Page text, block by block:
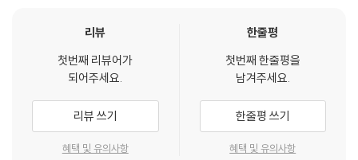
1) 인조·현종 연간의 태실수개 · 246
2) 숙종 연간의 태실수개 · 249
면밀히 살폈다. 지방관의 보고는 해당 관청과 왕에게 바로 전달되었고, 왕
과 대신들의 검토와 결정에 따라 조치가 취해졌다. 또한 특별한 상황을 만
나게 되면 항상 선례의 기록을 참고하여 판단하였다. ---239중에서
조선시대에 전국의 명산과 길지를 골라 조성한 태실은 20세기 초 급격한
변동을 겪었다. 일제강점기인 1928년 이왕직에서 전국의 태실을 통합하
여 관리한다는 명분으로 태항아리와 지석을 봉출하여 서울로 옮기고, 석물
화를 이해하는 새로운 시각과 사고의 틀을 제시하였다.
조선왕실의 생명존중 사상을 엿볼 수 있는
역사문화 자원으로서의 태실
그동안 전국에 산재한 태실은 보존해야 할 문화자원으로서의 가치를 주목
리뷰
첫번째 리뷰어가
되어주세요.
리뷰 쓰기
혜택 및 유의사항
한줄평
첫번째 한줄평을
남겨주세요.
한줄평 쓰기
혜택 및 유의사항